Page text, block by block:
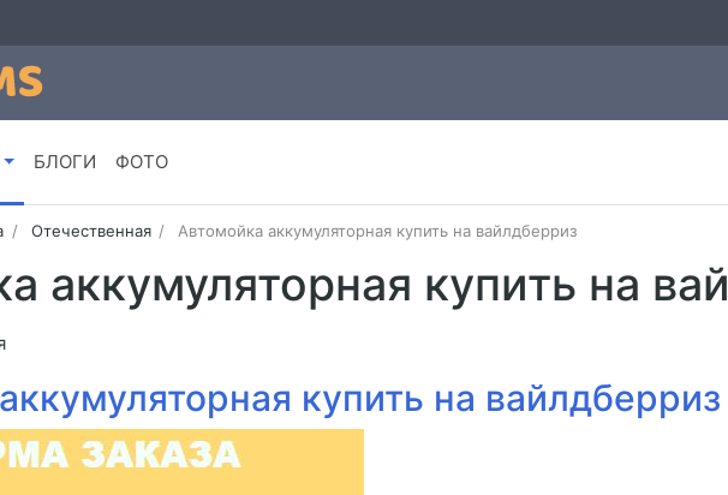
БЛОГИ ФОТО
Отечественная Автомойка аккумуляторная купить на вайлдберриз
аккумуляторная купить на
купить на вайлдберриз